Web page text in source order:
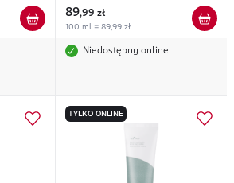
89,99 zł
100 ml = 89,99 zł
Niedostępny online
TYLKO ONLINE